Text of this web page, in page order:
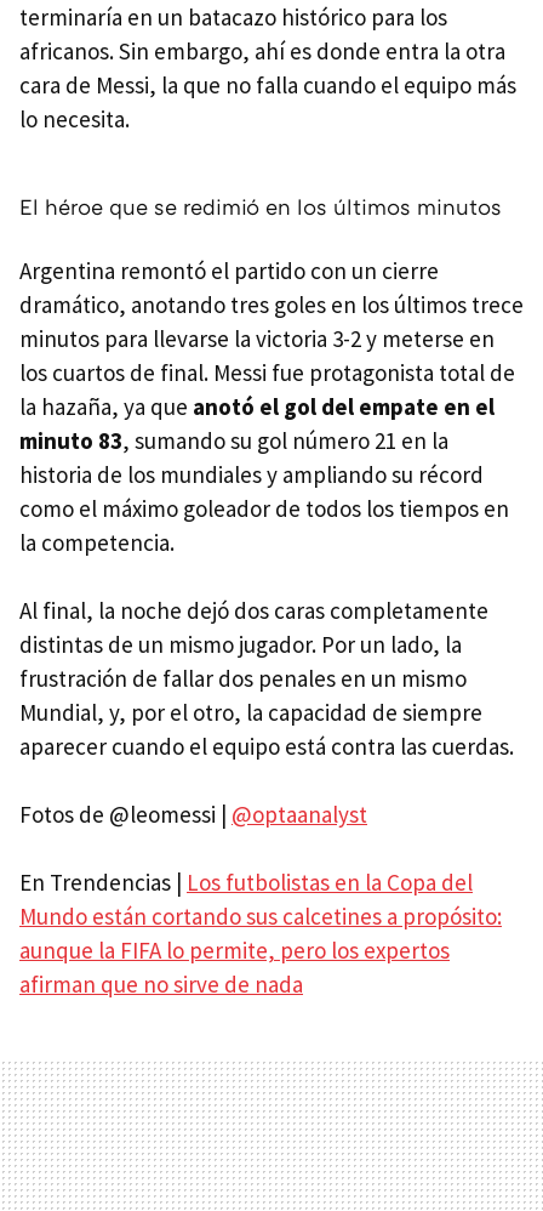
terminaría en un batacazo histórico para los
africanos. Sin embargo, ahí es donde entra la otra
cara de Messi, la que no falla cuando el equipo más
lo necesita.
El héroe que se redimió en los últimos minutos
Argentina remontó el partido con un cierre
dramático, anotando tres goles en los últimos trece
minutos para llevarse la victoria 3-2 y meterse en
los cuartos de final. Messi fue protagonista total de
la hazaña, ya que anotó el gol del empate en el
minuto 83, sumando su gol número 21 en la
historia de los mundiales y ampliando su récord
como el máximo goleador de todos los tiempos en
la competencia.
Al final, la noche dejó dos caras completamente
distintas de un mismo jugador. Por un lado, la
frustración de fallar dos penales en un mismo
Mundial, y, por el otro, la capacidad de siempre
aparecer cuando el equipo está contra las cuerdas.
Fotos de @leomessi | @optaanalyst
En Trendencias | Los futbolistas en la Copa del
Mundo están cortando sus calcetines a propósito:
aunque la FIFA lo permite, pero los expertos
afirman que no sirve de nada